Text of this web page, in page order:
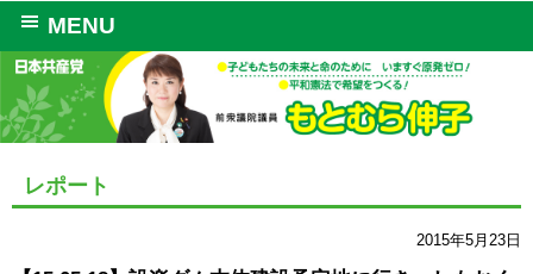
MENU
レポート
2015年5月23日